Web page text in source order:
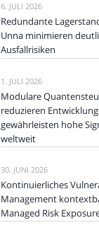
6. JULI 2026
Redundante
Unna minimieren
Ausfallrisiken
1. JULI 2026
Modulare
reduzieren
gewährleisten hohe
weltweit
30. JUNI 2026
Kontinuierliches
Management
Managed Risk